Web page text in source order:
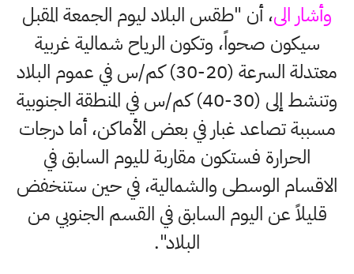
وأشار الى، أن "طقس البلاد ليوم الجمعة المقبل
سيكون صحواً، وتكون الرياح شمالية غربية
معتدلة السرعة (20-30) كم/س في عموم البلاد
وتنشط إلى (30-40) كم/س في المنطقة الجنوبية
مسببة تصاعد غبار في بعض الأماكن، أما درجات
الحرارة فستكون مقاربة لليوم السابق في
الاقسام الوسطى والشمالية، في حين ستنخفض
قليلاً عن اليوم السابق في القسم الجنوبي من
البلاد".